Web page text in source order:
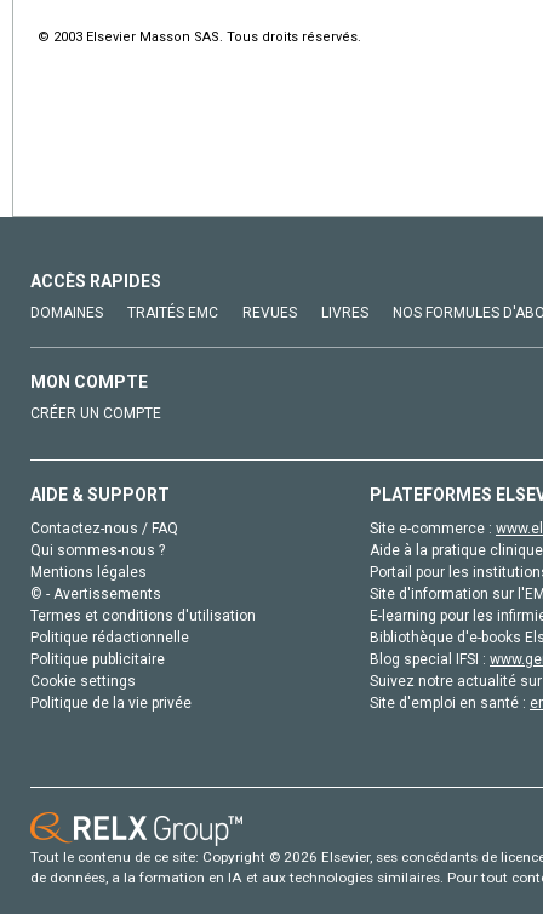
© 2003 Elsevier Masson SAS. Tous droits réservés.
ACCÈS RAPIDES
DOMAINES TRAITÉS EMC REVUES LIVRES NOS FORMULES
MON COMPTE
CRÉER UN COMPTE
AIDE & SUPPORT
Contactez-nous / FAQ
Qui sommes-nous ?
Mentions légales
© - Avertissements
Termes et conditions d'utilisation
Politique rédactionnelle
Politique publicitaire
Cookie settings
Politique de la vie privée
PLATEFORMES
Site e-commerce :
Aide à la pratique
Portail pour les
Site d'information sur
E-learning pour les
Bibliothèque d'e-books
Blog special IFSI :
Suivez notre actualité
Site d'emploi en santé :
Tout le contenu de ce site: Copyright © 2026 Elsevier, ses concédants de
de données, a la formation en IA et aux technologies similaires. Pour tout